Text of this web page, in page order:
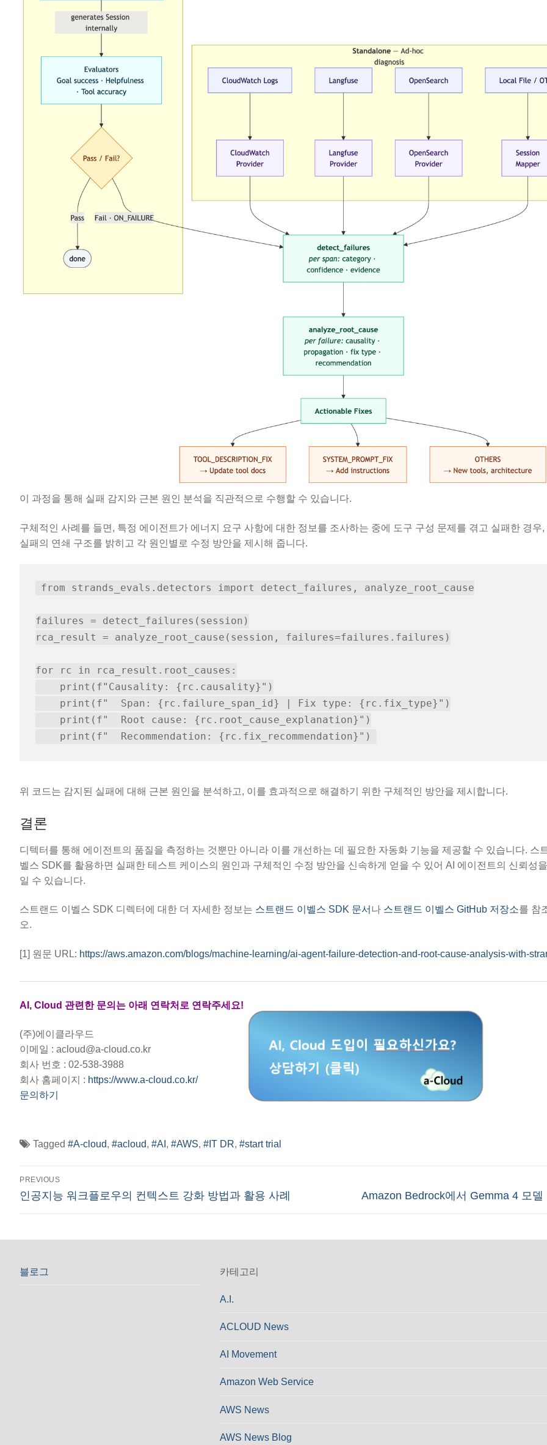
이 과정을 통해 실패 감지와 근본 원인 분석을 직관적으로 수행할 수 있습니다.
구체적인 사례를 들면, 특정 에이전트가 에너지 요구 사항에 대한 정보를 조사하는 중에 도구 구성 문제를 겪고 실패한 경우
실패의 연쇄 구조를 밝히고 각 원인별로 수정 방안을 제시해 줍니다.
from strands_evals.detectors import detect_failures, analyze_root_cause
failures = detect_failures(session)
rca_result = analyze_root_cause(session, failures=failures.failures)
for rc in rca_result.root_causes:
    print(f"Causality: {rc.causality}")
    print(f"  Span: {rc.failure_span_id} | Fix type: {rc.fix_type}")
    print(f"  Root cause: {rc.root_cause_explanation}")
위 코드는 감지된 실패에 대해 근본 원인을 분석하고, 이를 효과적으로 해결하기 위한 구체적인 방안을 제시합니다.
결론
디텍터를 통해 에이전트의 품질을 측정하는 것뿐만 아니라 이를 개선하는 데 필요한 자동화 기능을 제공할 수 있습니다. 스
벨스 SDK를 활용하면 실패한 테스트 케이스의 원인과 구체적인 수정 방안을 신속하게 얻을 수 있어 AI 에이전트의 신뢰성
일 수 있습니다.
스트랜드 이벨스 SDK 디렉터에 대한 더 자세한 정보는 스트랜드 이벨스 SDK 문서 나 스트랜드 이벨스 GitHub 저장소를 참
오.
[1] 원문 URL: https://aws.amazon.com/blogs/machine-learning/ai-agent-failure-detection-and-root-cause-analysis-with-
AI, Cloud 관련한 문의는 아래 연락처로 연락주세요!
(주)에이클라우드
이메일 : acloud@a-cloud.co.kr
회사 번호 : 02-538-3988
회사 홈페이지 : https://www.a-cloud.co.kr/
문의하기
Tagged #A-cloud, #acloud, #AI , #AWS, #IT DR, #start trial
글
탐
PREVIOUS
Previous
인공지능 워크플로우의 컨텍스트 강화 방법과 활용 사례
Next
Amazon Bedrock에서 Gemma 4 모델
블로그 카테고리
A.I.
ACLOUD News
AI Movement
Amazon Web Service
AWS News
AWS News Blog